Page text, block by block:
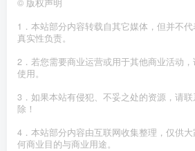
© 版权声明
1．本站部分内容转载自其它媒体，但并不
真实性负责。
2．若您需要商业运营或用于其他商业活动
使用。
3．如果本站有侵犯、不妥之处的资源，请
除！
4．本站部分内容由互联网收集整理，仅供
何商业目的与商业用途。